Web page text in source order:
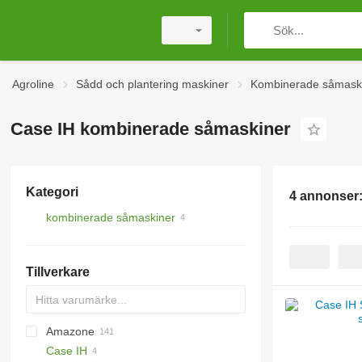
Agroline Sådd och plantering maskiner Kombinerade
Case IH kombinerade såmaskiner
Kategori
kombinerade såmaskiner
Tillverkare
DA
ATO30
SN300
Amazone
AD
Double
Green Plains
Aeromat
Swifter
5710
Case IH
4 annonser: